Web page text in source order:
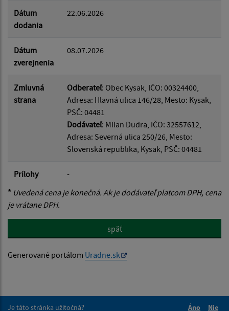
Dátum
dodania
22.06.2026
Dátum
zverejnenia
08.07.2026
Zmluvná
strana
Odberateľ: Obec Kysak, IČO: 00324400,
Adresa: Hlavná ulica 146/28, Mesto: Kysak,
PSČ: 04481
Dodávateľ: Milan Dudra, IČO: 32557612,
Adresa: Severná ulica 250/26, Mesto:
Slovenská republika, Kysak, PSČ: 04481
Prílohy
-
* Uvedená cena je konečná. Ak je dodávateľ platcom DPH, cena
je vrátane DPH.
späť
Generované portálom Uradne.sk
Je táto stránka užitočná?
Áno
Nie